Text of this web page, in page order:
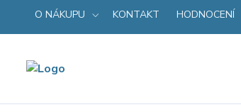
O NÁKUPU KONTAKT HODNOCENÍ